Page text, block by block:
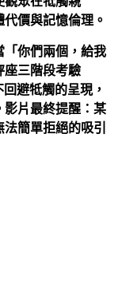
價與記憶倫理。
「你們兩個，給我
座三階段考驗
避牴觸的呈現，
影片最終提醒：某
簡單拒絕的吸引